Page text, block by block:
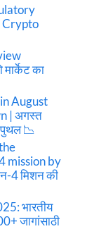
Crypto
का
August
| अगस्त
📉
mission by
4 मिशन की
भारतीय
जागांसाठी